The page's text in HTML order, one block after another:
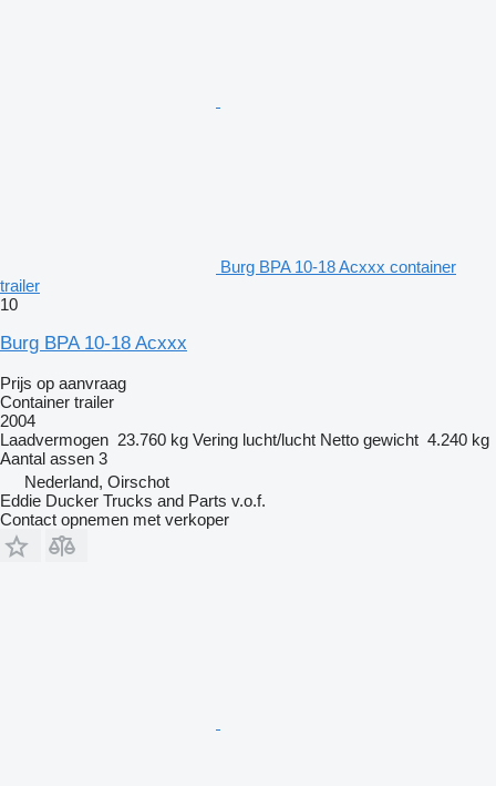
Burg BPA 10-18 Acxxx container
trailer
10
Burg BPA 10-18 Acxxx
Prijs op aanvraag
Container trailer
2004
Laadvermogen 23.760 kg Vering lucht/lucht Netto gewicht 4.240 kg
Aantal assen 3
Nederland, Oirschot
Eddie Ducker Trucks and Parts v.o.f.
Contact opnemen met verkoper